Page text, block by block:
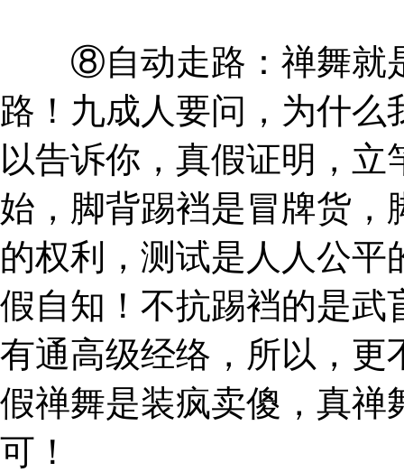
⑧自动走路：禅舞就是
路！九成人要问，为什
以告诉你，真假证明，
始，脚背踢裆是冒牌货，
的权利，测试是人人公
假自知！不抗踢裆的是武
有通高级经络，所以，更
假禅舞是装疯卖傻，真禅
可！